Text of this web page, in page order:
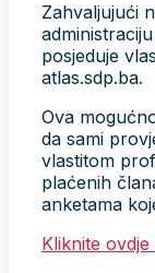
Zahvaljujući
posjeduje
atlas.sdp.ba.
Ova
da sami
vlastitom
plaćenih
anketama
Kliknite